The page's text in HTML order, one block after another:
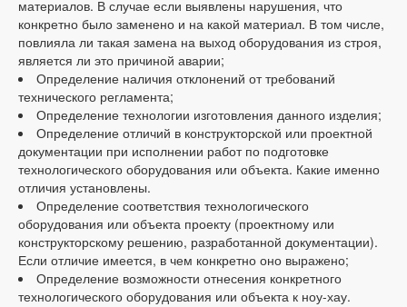
материалов. В случае если выявлены нарушения, что
конкретно было заменено и на какой материал. В том числе,
повлияла ли такая замена на выход оборудования из строя,
является ли это причиной аварии;
Определение наличия отклонений от требований
технического регламента;
Определение технологии изготовления данного изделия;
Определение отличий в конструкторской или проектной
документации при исполнении работ по подготовке
технологического оборудования или объекта. Какие именно
отличия установлены.
Определение соответствия технологического
оборудования или объекта проекту (проектному или
конструкторскому решению, разработанной документации).
Если отличие имеется, в чем конкретно оно выражено;
Определение возможности отнесения конкретного
технологического оборудования или объекта к ноу-хау.